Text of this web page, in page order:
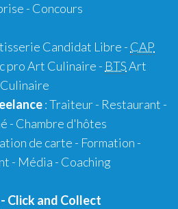
- Concours
Candidat Libre - CAP
pro Art Culinaire - BTSArt
Culinaire
:Traiteur- Restaurant -
- Chambre d'hôtes
de carte - Formation -
- Média - Coaching
- Click and Collect